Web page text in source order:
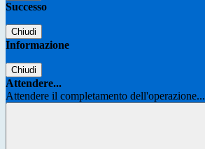
Successo
Chiudi
Informazione
Chiudi
Attendere...
Attendere il completamento dell'operazione...